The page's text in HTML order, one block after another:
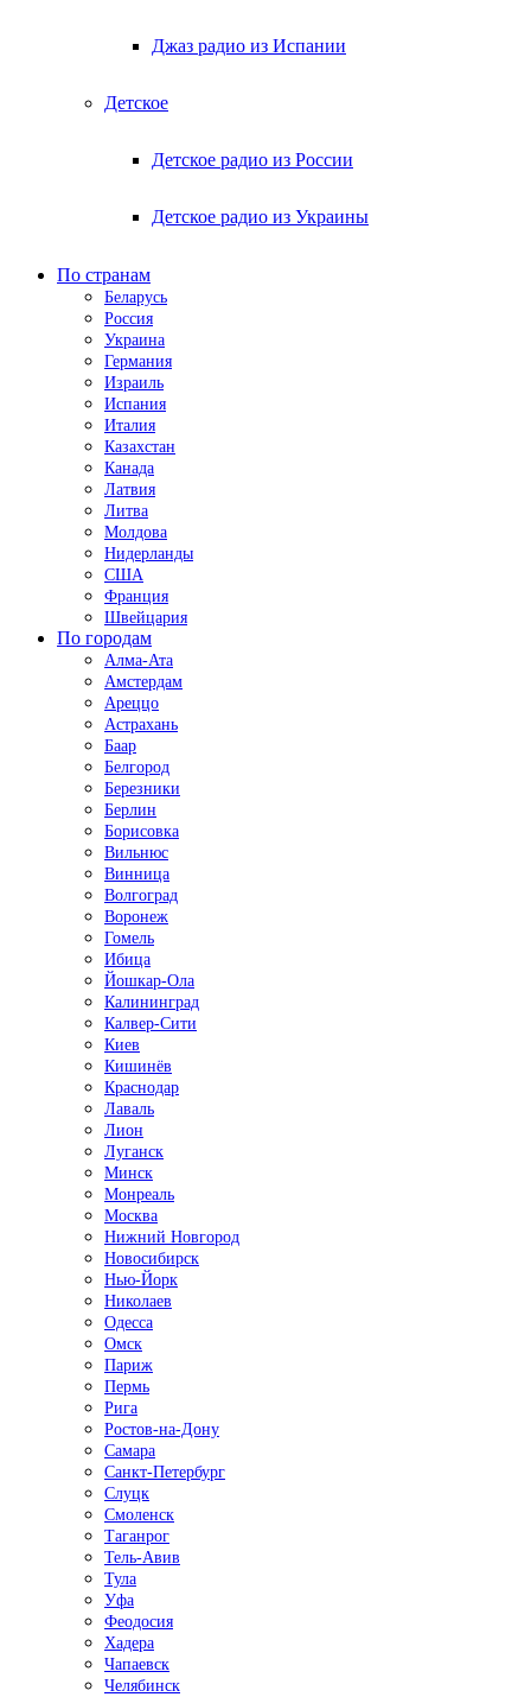
Джаз радио из Испании
Детское
Детское радио из России
Детское радио из Украины
По странам
Беларусь
Россия
Украина
Германия
Израиль
Испания
Италия
Казахстан
Канада
Латвия
Литва
Молдова
Нидерланды
США
Франция
Швейцария
По городам
Алма-Ата
Амстердам
Ареццо
Астрахань
Баар
Белгород
Березники
Берлин
Борисовка
Вильнюс
Винница
Волгоград
Воронеж
Гомель
Ибица
Йошкар-Ола
Калининград
Калвер-Сити
Киев
Кишинёв
Краснодар
Лаваль
Лион
Луганск
Минск
Монреаль
Москва
Нижний Новгород
Новосибирск
Нью-Йорк
Николаев
Одесса
Омск
Париж
Пермь
Рига
Ростов-на-Дону
Самара
Санкт-Петербург
Слуцк
Смоленск
Таганрог
Тель-Авив
Тула
Уфа
Феодосия
Хадера
Чапаевск
Челябинск